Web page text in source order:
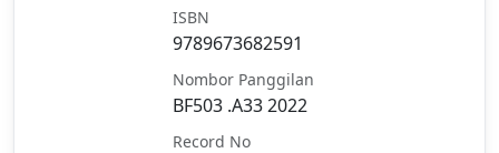
ISBN
9789673682591
Nombor Panggilan
BF503 .A33 2022
Record No